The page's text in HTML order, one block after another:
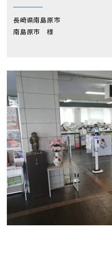
長崎県南島原市
南島原市 様